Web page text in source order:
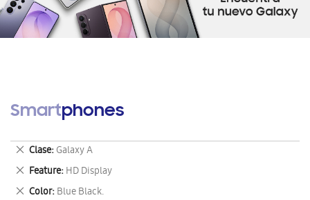
Smartphones
Clase Galaxy A
Eliminar
este
artículo
Feature HD Display
Eliminar
este
Color Blue Black.
Eliminar